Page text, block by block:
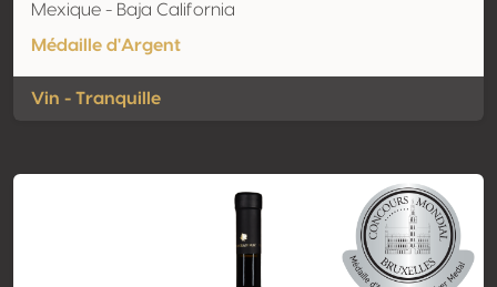
Mexique - Baja California
Médaille d'Argent
Vin - Tranquille